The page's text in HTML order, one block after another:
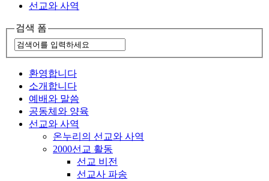
선교와 사역
검색 폼
환영합니다
소개합니다
예배와 말씀
공동체와 양육
선교와 사역
온누리의 선교와 사역
2000선교 활동
선교 비전
선교사 파송